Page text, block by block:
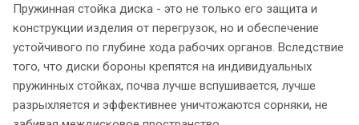
Пружинная стойка диска - это не только его защита и
конструкции изделия от перегрузок, но и обеспечение
устойчивого по глубине хода рабочих органов. Вследствие
того, что диски бороны крепятся на индивидуальных
пружинных стойках, почва лучше вспушивается, лучше
разрыхляется и эффективнее уничтожаются сорняки, не